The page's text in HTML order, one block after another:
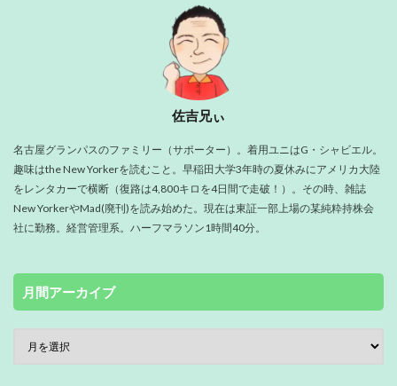
佐吉兄ぃ
名古屋グランパスのファミリー（サポーター）。着用ユニはG・シャビエル。
趣味はthe New Yorkerを読むこと。早稲田大学3年時の夏休みにアメリカ大陸
をレンタカーで横断（復路は4,800キロを4日間で走破！）。その時、雑誌
New YorkerやMad(廃刊)を読み始めた。現在は東証一部上場の某純粋持株会
社に勤務。経営管理系。ハーフマラソン1時間40分。
月間アーカイブ